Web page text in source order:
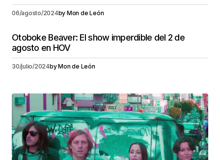
06/agosto/2024by Mon de León
Otoboke Beaver: El show imperdible del 2 de
agosto en HOV
30/julio/2024byMon de León